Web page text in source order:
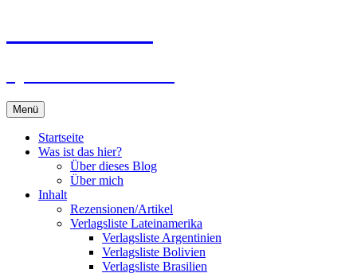
Menü
Startseite
Was ist das hier?
Über dieses Blog
Über mich
Inhalt
Rezensionen/Artikel
Verlagsliste Lateinamerika
Verlagsliste Argentinien
Verlagsliste Bolivien
Verlagsliste Brasilien